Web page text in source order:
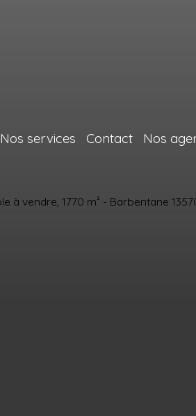
Nos services Contact Nos